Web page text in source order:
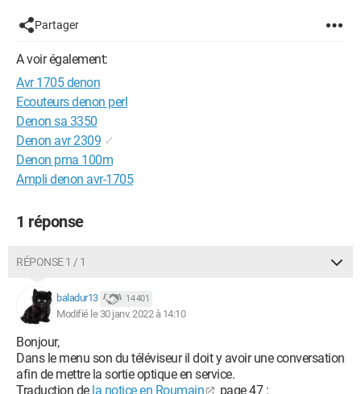
Malgré un bon branchement, ( je suppose ), sortie 1 optique de
l'ampli configurer en mode TV qui est relié à la télé, je ne capte
pas le son de ma console qui est envoyé sur ma télé en HDMI
et qui l'envoie à mon ampli en câble optique.
Ma tv est une Grundig 40VLE6142C.
Merci d'avance :)
Partager
A voir également:
Avr 1705 denon
Ecouteurs denon perl
Denon sa 3350
Denon avr 2309 ✓
Denon pma 100m
Ampli denon avr-1705
1 réponse
RÉPONSE 1 / 1
baladur13 14 401
Modifié le 30 janv. 2022 à 14:10
Bonjour,
Dans le menu son du téléviseur il doit y avoir une conversation
afin de mettre la sortie optique en service.
Traduction de la notice en Roumain page 47 :